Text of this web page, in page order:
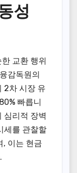
성
교환 행위
감독원의
2차 시장 유
빠릅니
심리적 장벽
세를 관찰할
, 이는 현금